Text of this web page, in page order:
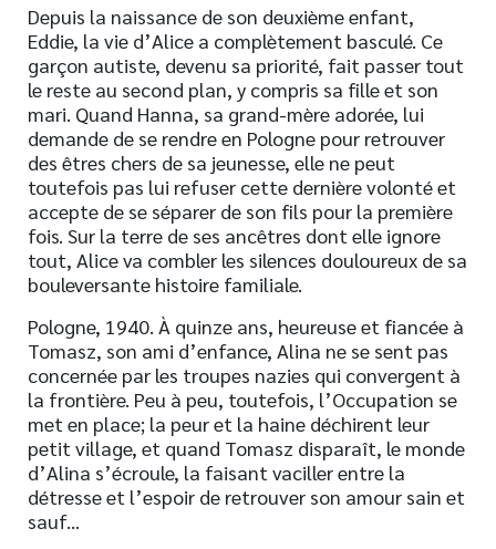
Depuis la naissance de son deuxième enfant,
Eddie, la vie d’Alice a complètement basculé. Ce
garçon autiste, devenu sa priorité, fait passer tout
le reste au second plan, y compris sa fille et son
mari. Quand Hanna, sa grand-mère adorée, lui
demande de se rendre en Pologne pour retrouver
des êtres chers de sa jeunesse, elle ne peut
toutefois pas lui refuser cette dernière volonté et
accepte de se séparer de son fils pour la première
fois. Sur la terre de ses ancêtres dont elle ignore
tout, Alice va combler les silences douloureux de sa
bouleversante histoire familiale.
Pologne, 1940. À quinze ans, heureuse et fiancée à
Tomasz, son ami d’enfance, Alina ne se sent pas
concernée par les troupes nazies qui convergent à
la frontière. Peu à peu, toutefois, l’Occupation se
met en place; la peur et la haine déchirent leur
petit village, et quand Tomasz disparaît, le monde
d’Alina s’écroule, la faisant vaciller entre la
détresse et l’espoir de retrouver son amour sain et
sauf…